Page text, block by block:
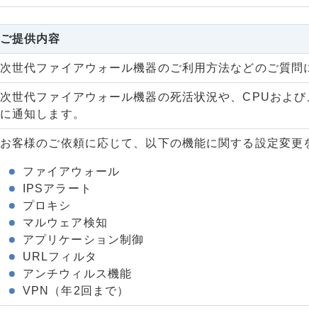
ご提供内容
次世代ファイアウォール機器のご利用方法などのご質問
次世代ファイアウォール機器の死活状況や、CPUおよ
に通知します。
お客様のご依頼に応じて、以下の機能に関する設定変更
ファイアウォール
IPSアラート
プロキシ
マルウェア検知
アプリケーション制御
URLフィルタ
アンチウィルス機能
VPN（年2回まで）